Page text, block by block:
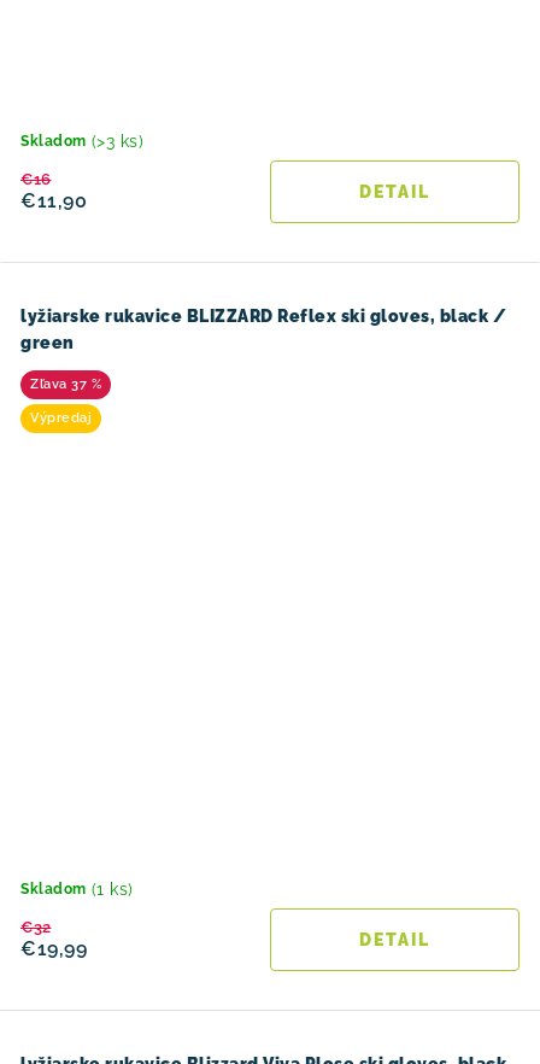
Skladom (>3 ks)
€11,90
€16
DETAIL
lyžiarske rukavice BLIZZARD Reflex ski gloves, black /
green
37 %
Výpredaj
Skladom (1 ks)
€19,99
€32
DETAIL